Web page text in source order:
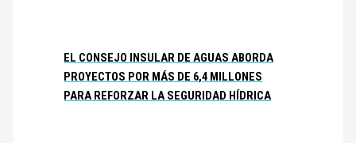
EL CONSEJO INSULAR DE AGUAS ABORDA
PROYECTOS POR MÁS DE 6,4 MILLONES
PARA REFORZAR LA SEGURIDAD HÍDRICA